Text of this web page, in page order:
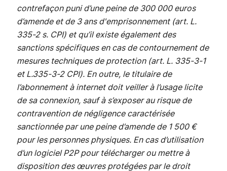
contrefaçon puni d’une peine de 300 000 euros
d’amende et de 3 ans d'emprisonnement (art. L.
335-2 s. CPI) et qu’il existe également des
sanctions spécifiques en cas de contournement de
mesures techniques de protection (art. L. 335-3-1
et L.335-3-2 CPI). En outre, le titulaire de
l’abonnement à internet doit veiller à l’usage licite
de sa connexion, sauf à s’exposer au risque de
contravention de négligence caractérisée
sanctionnée par une peine d’amende de 1 500 €
pour les personnes physiques. En cas d’utilisation
d’un logiciel P2P pour télécharger ou mettre à
disposition des œuvres protégées par le droit